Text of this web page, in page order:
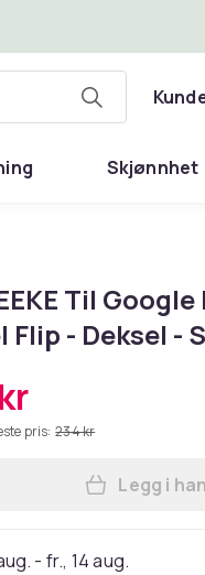
Skjønnhet
Til
Flip - Deksel -
pris: 234 kr
Legg i
- fr., 14 aug.